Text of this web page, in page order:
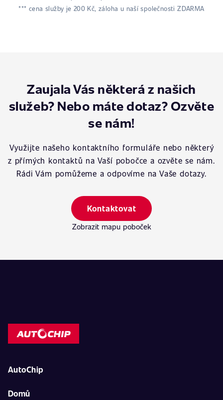
*** cena služby je 200 Kč, záloha u naší společnosti ZDARMA
Zaujala Vás některá z našich
služeb? Nebo máte dotaz? Ozvěte
se nám!
Využijte našeho kontaktního formuláře nebo některý
z přímých kontaktů na Vaší pobočce a ozvěte se nám.
Rádi Vám pomůžeme a odpovíme na Vaše dotazy.
Kontaktovat
Zobrazit mapu poboček
AutoChip
Domů